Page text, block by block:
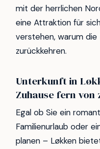
mit der herrlichen
eine Attraktion für
verstehen, warum die
zurückkehren.
Unterkunft in
Zuhause fern von
Egal ob Sie ein
Familienurlaub oder
planen – Løkken